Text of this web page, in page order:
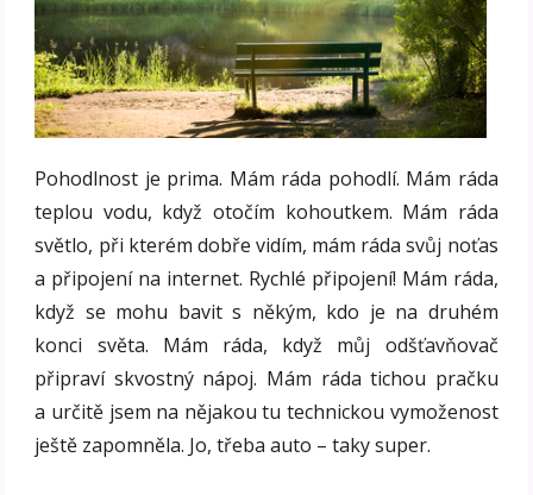
Pohodlnost je prima. Mám ráda pohodlí. Mám ráda
teplou vodu, když otočím kohoutkem. Mám ráda
světlo, při kterém dobře vidím, mám ráda svůj noťas
a připojení na internet. Rychlé připojení! Mám ráda,
když se mohu bavit s někým, kdo je na druhém
konci světa. Mám ráda, když můj odšťavňovač
připraví skvostný nápoj. Mám ráda tichou pračku
a určitě jsem na nějakou tu technickou vymoženost
ještě zapomněla. Jo, třeba auto – taky super.